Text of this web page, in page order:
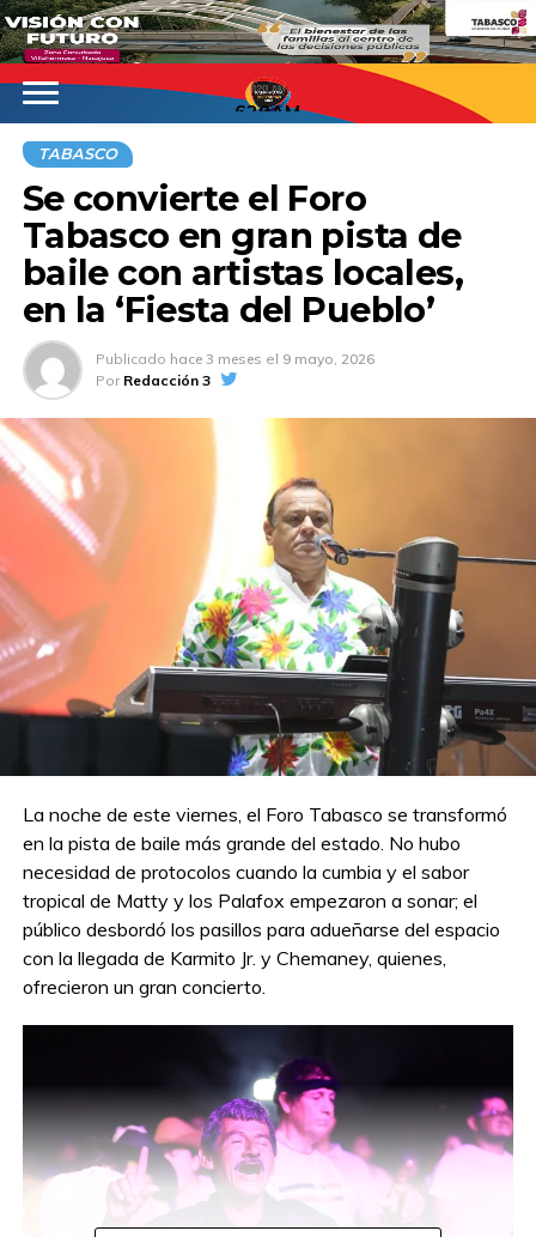
620AM
TABASCO
Se convierte el Foro
Tabasco en gran pista de
baile con artistas locales,
en la ‘Fiesta del Pueblo’
Publicado hace 3 meses el 9 mayo, 2026
Por Redacción 3
La noche de este viernes, el Foro Tabasco se transformó
en la pista de baile más grande del estado. No hubo
necesidad de protocolos cuando la cumbia y el sabor
tropical de Matty y los Palafox empezaron a sonar; el
público desbordó los pasillos para adueñarse del espacio
con la llegada de Karmito Jr. y Chemaney, quienes,
ofrecieron un gran concierto.